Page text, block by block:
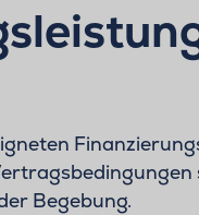
Begebung.